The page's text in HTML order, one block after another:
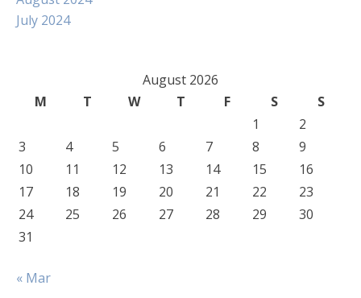
July 2024
August 2026
M
T W T F S
S
1
2
3
4 5 6 7 8
9
10
11 12 13 14 15
16
17
18 19 20 21 22
23
24
25 26 27 28 29
30
31
« Mar